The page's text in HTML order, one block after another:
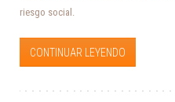
riesgo social.
CONTINUAR LEYENDO